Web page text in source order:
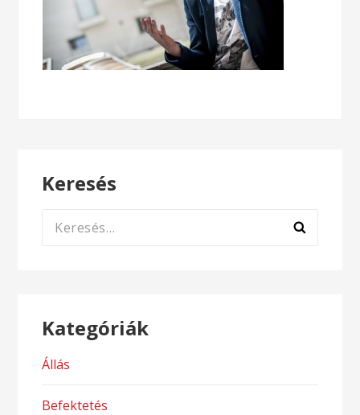
Keresés
Keresés:
Kategóriák
Állás
Befektetés